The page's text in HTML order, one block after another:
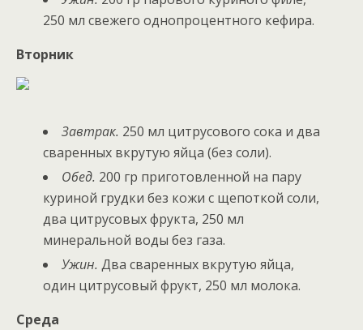
250 мл свежего однопроцентного кефира.
Вторник
Завтрак. 250 мл цитрусового сока и два
сваренных вкрутую яйца (без соли).
Обед. 200 гр приготовленной на пару
куриной грудки без кожи с щепоткой соли,
два цитрусовых фрукта, 250 мл
минеральной воды без газа.
Ужин. Два сваренных вкрутую яйца,
один цитрусовый фрукт, 250 мл молока.
Среда